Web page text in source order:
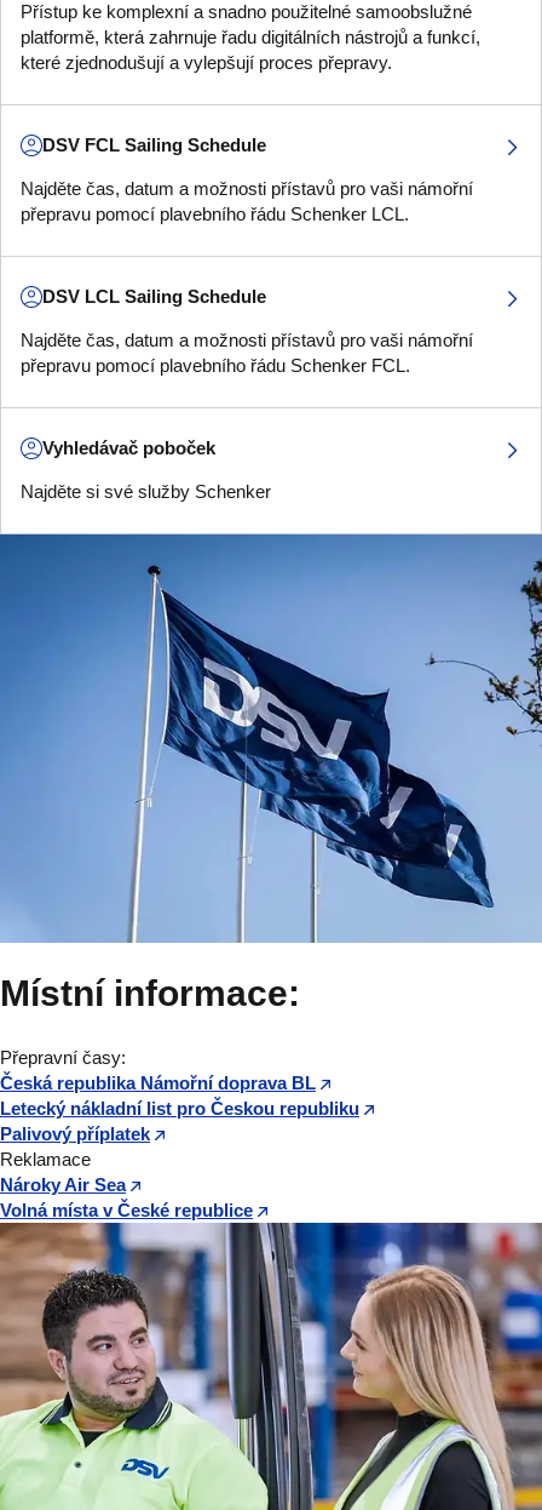
Přístup ke komplexní a snadno použitelné samoobslužné
platformě, která zahrnuje řadu digitálních nástrojů a funkcí,
které zjednodušují a vylepšují proces přepravy.
DSV FCL Sailing Schedule
Najděte čas, datum a možnosti přístavů pro vaši námořní
přepravu pomocí plavebního řádu Schenker LCL.
DSV LCL Sailing Schedule
Najděte čas, datum a možnosti přístavů pro vaši námořní
přepravu pomocí plavebního řádu Schenker FCL.
Vyhledávač poboček
Najděte si své služby Schenker
Místní informace:
Přepravní časy:
Česká republika Námořní doprava BL
Letecký nákladní list pro Českou republiku
Palivový příplatek
Reklamace
Nároky Air Sea
Volná místa v České republice